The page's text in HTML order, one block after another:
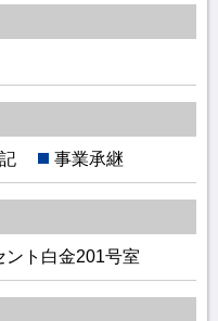
事業承継
ト白金201号室